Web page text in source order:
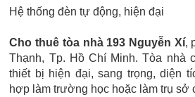
Hệ thống đèn tự động, hiện đại
Cho thuê tòa nhà 193 Nguyễn Xí,
Thạnh, Tp. Hồ Chí Minh.Tòa nhà
thiết bị hiện đại, sang trọng, diện
hợp làm trường học hoặc làm trụ sở